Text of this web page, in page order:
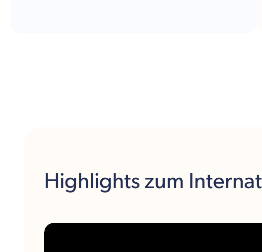
Highlights zum Internat